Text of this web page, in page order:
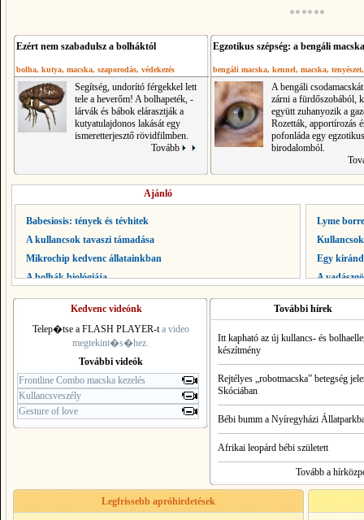
Ezért nem szabadulsz a bolháktól
bolha, kutya, macska, szaporodás, védekezés
Segítség, undorító férgekkel lett
tele a heverőm! A bolhapeték, -
lárvák és bábok elárasztják a
kutyatulajdonos lakását egy
ismeretterjesztő rövidfilmben.
Tovább
Egzotikus szépség: a bengáli macska
bengáli macska, kennel, macska, tenyészet
A bengáli
zárni a fürdőszobából,
együtt zuhanyozik a
Rozetták, apportírozás
pofonláda egy egzotikus
birodalomból.
Ajánló
Babesiosis: tények és tévhitek
A kullancsok tavaszi támadása
Mikrochip kedvenc állatainkban
A bolhák biológiája
A kullancsok
Lyme
Egy
A
Kedvenc videónk
Telep�tse a FLASH PLAYER-ta video
megtekint�s�hez.
További videók
Frontline Combo macska kezelés
Kullancsveszély
Gesture of love
További hírek
Itt kapható az új kullancs- és
készítmény
Rejtélyes „robotmacska” betegség
Skóciában
Bébi bumm a Nyíregyházi
Afrikai leopárd bébi született
Tovább a
Legfrissebb apróhirdetések